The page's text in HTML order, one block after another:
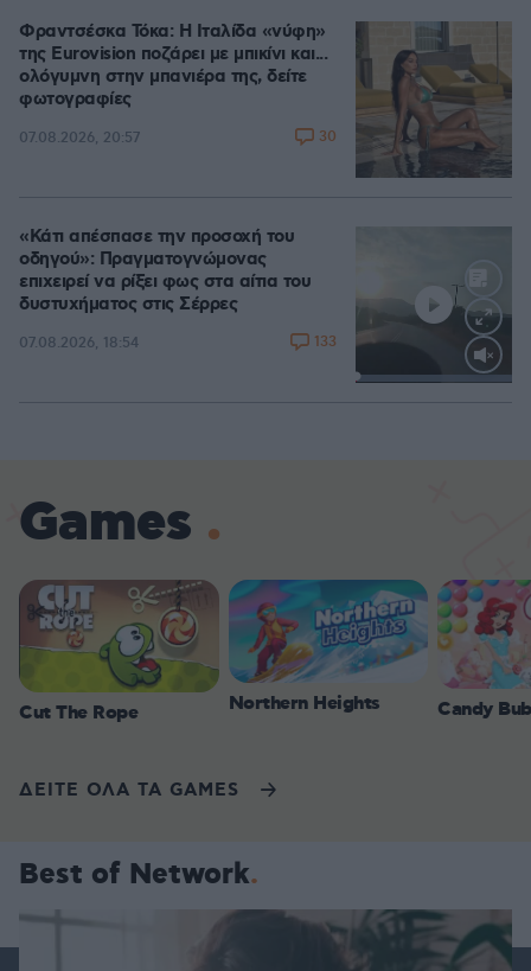
Φραντσέσκα Τόκα: Η Ιταλίδα «νύφη»
της Eurovision ποζάρει με μπικίνι και...
ολόγυμνη στην μπανιέρα της, δείτε
φωτογραφίες
07.08.2026, 20:57 30
Loaded:
«Κάτι απέσπασε την προσοχή του
οδηγού»: Πραγματογνώμονας
επιχειρεί να ρίξει φως στα αίτια του
δυστυχήματος στις Σέρρες
07.08.2026, 18:54 133
Games
Cut The Rope Northern Heights Candy
ΔΕΙΤΕ ΟΛΑ ΤΑ GAMES
Best of Network